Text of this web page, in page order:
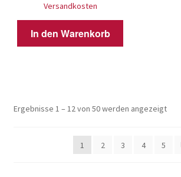
Versandkosten
In den Warenkorb
Ergebnisse 1 – 12 von 50 werden angezeigt
1 2 3 4 5